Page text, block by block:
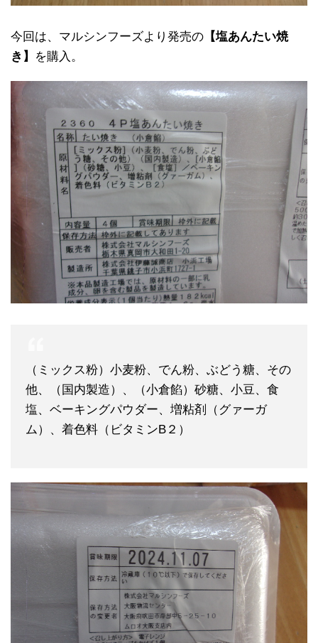
今回は、マルシンフーズより発売の 【塩あんたい焼
き】
を購入。
（ミックス粉）小麦粉、でん粉、ぶどう糖、その
他、（国内製造）、（小倉餡）砂糖、小豆、食
塩、ベーキングパウダー、増粘剤（グァーガ
ム）、着色料（ビタミンB２）